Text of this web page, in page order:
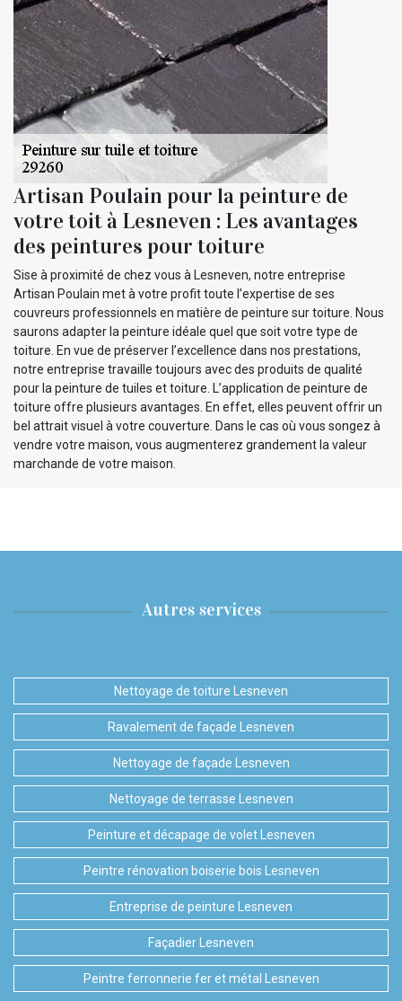
Artisan Poulain pour la peinture de
votre toit à Lesneven : Les avantages
des peintures pour toiture
Sise à proximité de chez vous à Lesneven, notre entreprise
Artisan Poulain met à votre profit toute l’expertise de ses
couvreurs professionnels en matière de peinture sur toiture. Nous
saurons adapter la peinture idéale quel que soit votre type de
toiture. En vue de préserver l’excellence dans nos prestations,
notre entreprise travaille toujours avec des produits de qualité
pour la peinture de tuiles et toiture. L’application de peinture de
toiture offre plusieurs avantages. En effet, elles peuvent offrir un
bel attrait visuel à votre couverture. Dans le cas où vous songez à
vendre votre maison, vous augmenterez grandement la valeur
marchande de votre maison.
Autres services
Nettoyage de toiture Lesneven
Ravalement de façade Lesneven
Nettoyage de façade Lesneven
Nettoyage de terrasse Lesneven
Peinture et décapage de volet Lesneven
Peintre rénovation boiserie bois Lesneven
Entreprise de peinture Lesneven
Façadier Lesneven
Peintre ferronnerie fer et métal Lesneven